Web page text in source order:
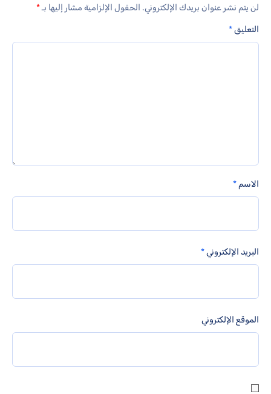
لن يتم نشر عنوان بريدك الإلكتروني. الحقول الإلزامية مشار إليها بـ*
التعليق*
الاسم *
البريد الإلكتروني*
الموقع الإلكتروني